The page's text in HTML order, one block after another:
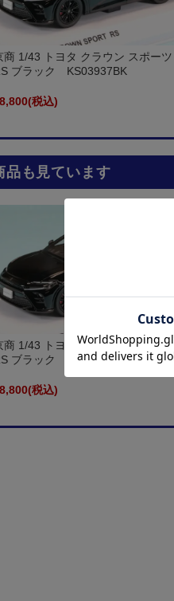
商 1/43 トヨタ クラウン スポーツ
ブラック KS03937BK
(税込)
品も見ています
商 1/43 トヨタ クラウン スポーツ
ブラック KS03937BK
(税込)